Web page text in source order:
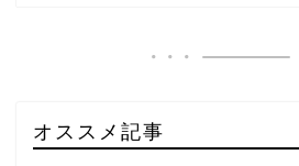
オススメ記事